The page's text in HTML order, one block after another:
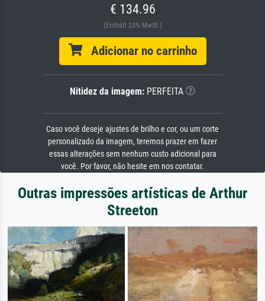
€ 134.96
(Enthält 23% MwSt.)
Adicionar no carrinho
Nitidez da imagem: PERFEITA
Caso você deseje ajustes de brilho e cor, ou um corte
personalizado da imagem, teremos prazer em fazer
essas alterações sem nenhum custo adicional para
você. Por favor, não hesite em nos contatar.
Outras impressões artísticas de Arthur
Streeton